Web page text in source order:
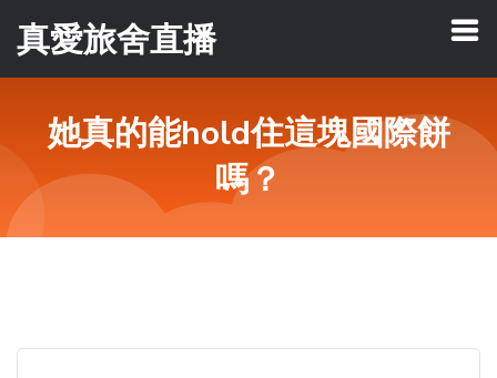
真愛旅舍直播
她真的能hold住這塊國際餅
嗎？